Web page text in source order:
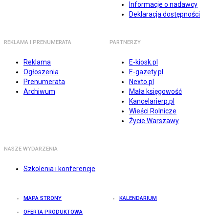
Informacje o nadawcy
Deklaracja dostępności
REKLAMA I PRENUMERATA
Reklama
Ogłoszenia
Prenumerata
Archiwum
PARTNERZY
E-kiosk.pl
E-gazety.pl
Nexto.pl
Mała księgowość
Kancelarierp.pl
Wieści Rolnicze
Życie Warszawy
NASZE WYDARZENIA
Szkolenia i konferencje
MAPA STRONY KALENDARIUM
OFERTA PRODUKTOWA